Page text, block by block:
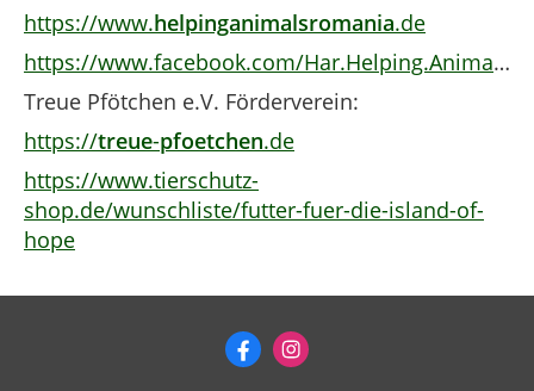
https://www.helpinganimalsromania.de
https://www.facebook.com/Har.Helping.Animals.of.Romania.har/
Treue Pfötchen e.V. Förderverein:
https://treue-pfoetchen.de
https://www.tierschutz-
shop.de/wunschliste/futter-fuer-die-island-of-
hope